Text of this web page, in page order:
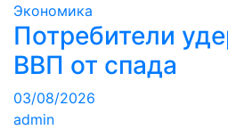
Экономика
Потребители
ВВП от спада
03/08/2026
admin